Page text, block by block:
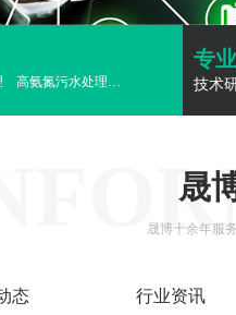
高氨氮污水处理 高氨氮污水处理
专
技术
晟
晟博十余年服
态 行业资讯